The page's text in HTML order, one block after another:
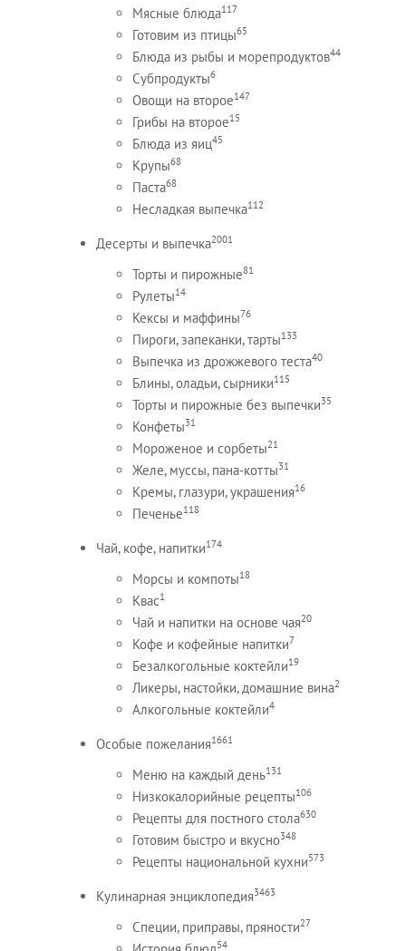
Мясные блюда117
Готовим из птицы65
Блюда из рыбы и морепродуктов44
Субпродукты6
Овощи на второе147
Грибы на второе15
Блюда из яиц45
Крупы68
Паста68
Несладкая выпечка112
Десерты и выпечка2001
Торты и пирожные81
Рулеты14
Кексы и маффины76
Пироги, запеканки, тарты133
Выпечка из дрожжевого теста40
Блины, оладьи, сырники115
Торты и пирожные без выпечки35
Конфеты31
Мороженое и сорбеты21
Желе, муссы, пана-котты31
Кремы, глазури, украшения16
Печенье118
Чай, кофе, напитки174
Морсы и компоты18
Квас1
Чай и напитки на основе чая20
Кофе и кофейные напитки7
Безалкогольные коктейли19
Ликеры, настойки, домашние вина2
Алкогольные коктейли4
Особые пожелания1661
Меню на каждый день131
Низкокалорийные рецепты106
Рецепты для постного стола630
Готовим быстро и вкусно348
Рецепты национальной кухни573
Кулинарная энциклопедия3463
Специи, приправы, пряности27
54